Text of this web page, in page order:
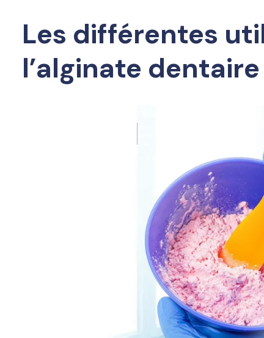
Les différentes
l’alginate dentaire